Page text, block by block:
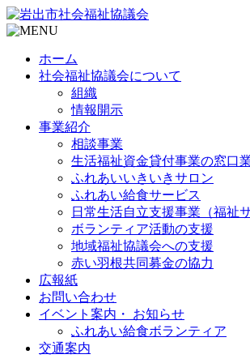
ホーム
社会福祉協議会について
組織
情報開示
事業紹介
相談事業
生活福祉資金貸付事業の窓口
ふれあいいきいきサロン
ふれあい給食サービス
日常生活自立支援事業（福祉
ボランティア活動の支援
地域福祉協議会への支援
赤い羽根共同募金の協力
広報紙
お問い合わせ
イベント案内・ お知らせ
ふれあい給食ボランティア
交通案内